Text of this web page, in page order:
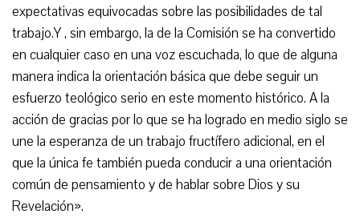
expectativas equivocadas sobre las posibilidades de tal
trabajo.Y , sin embargo, la de la Comisión se ha convertido
en cualquier caso en una voz escuchada, lo que de alguna
manera indica la orientación básica que debe seguir un
esfuerzo teológico serio en este momento histórico. A la
acción de gracias por lo que se ha logrado en medio siglo se
une la esperanza de un trabajo fructífero adicional, en el
que la única fe también pueda conducir a una orientación
común de pensamiento y de hablar sobre Dios y su
Revelación».